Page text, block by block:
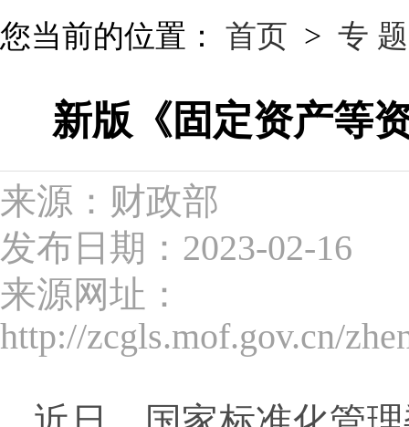
您当前的位置： 首页 > 专 题
新版《固定资产等
来源：财政部
发布日期：2023-02-16
来源网址：
http://zcgls.mof.gov.cn/